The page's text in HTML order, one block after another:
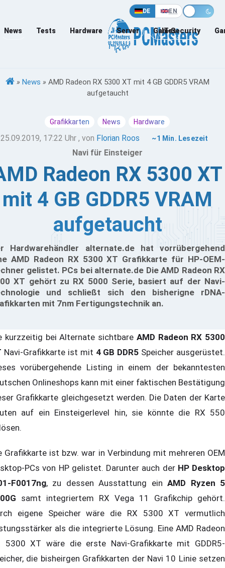
DE EN
News Tests Hardware Server Games
IT-Security
» News » AMD Radeon RX 5300 XT mit 4 GB GDDR5 VRAM
aufgetaucht
Grafikkarten News Hardware
25.09.2019, 17:22 Uhr , von Florian Roos ~1 Min. Lesezeit
Navi für Einsteiger
Radeon RX 5300 XT
mit 4 GB GDDR5 VRAM
aufgetaucht
Hardwarehändler alternate.de hat vorrübergehend
AMD Radeon RX 5300 XT Grafikkarte für HP-OEM-
gelistet. PCs bei alternate.de Die AMD Radeon RX
XT gehört zu RX 5000 Serie, basiert auf der Navi-
und schließt sich den bisherigne rDNA-
mit 7nm Fertigungstechnik an.
kurzzeitig bei Alternate sichtbare AMD Radeon RX 5300
Navi-Grafikkarte ist mit 4 GB DDR5 Speicher ausgerüstet.
vorübergehende Listing in einem der bekanntesten
Onlineshops kann mit einer faktischen Bestätigung
Grafikkarte gleichgesetzt werden. Die Daten der Karte
auf ein Einsteigerlevel hin, sie könnte die RX 550
Grafikkarte ist bzw. war in Verbindung mit mehreren OEM
PCs von HP gelistet. Darunter auch der HP Desktop
F0017ng, zu dessen Ausstattung einAMD Ryzen 5
samt integriertem RX Vega 11 Grafikchip gehört.
eigene Speicher wäre die RX 5300 XT vermutlich
als die integrierte Lösung. Eine AMD Radeon
5300 XT wäre die erste Navi-Grafikkarte mit GDDR5-
die bisheirgen Grafikkarten der Navi 10 Linie setzen